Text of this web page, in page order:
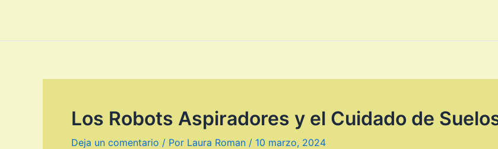
Los Robots Aspiradores y el Cuidado de
Deja un comentario / Por Laura Roman / 10 marzo, 2024